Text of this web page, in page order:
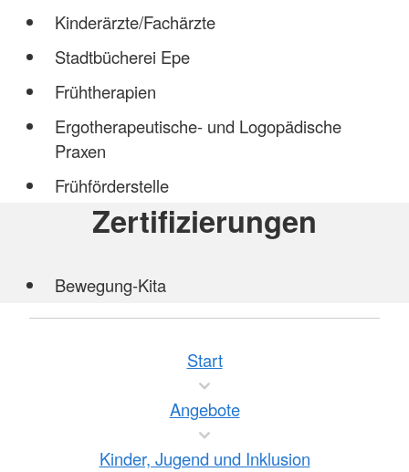
Kinderärzte/Fachärzte
Stadtbücherei Epe
Frühtherapien
Ergotherapeutische- und Logopädische
Praxen
Frühförderstelle
Zertifizierungen
Bewegung-Kita
Start
Angebote
Kinder, Jugend und Inklusion